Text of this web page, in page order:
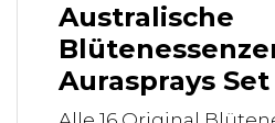
Australische
Aurasprays Set